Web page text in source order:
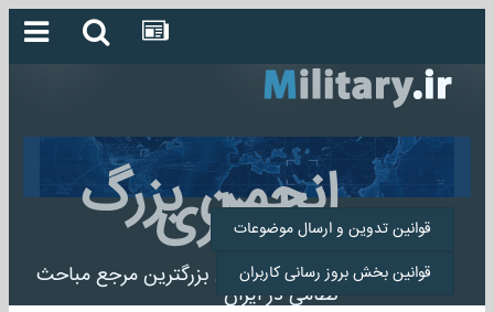
انجمن بزرگ
میلیتاری
انجمن میلیتاری بزرگترین مرجع مباحث
نظامی در ایران
قوانین تدوین و ارسال موضوعات
قوانین بخش بروز رسانی کاربران